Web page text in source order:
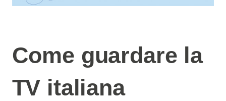
Come guardare la
TV italiana